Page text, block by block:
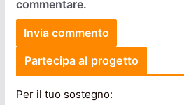
commentare.
Partecipa al progetto
Per il tuo sostegno: